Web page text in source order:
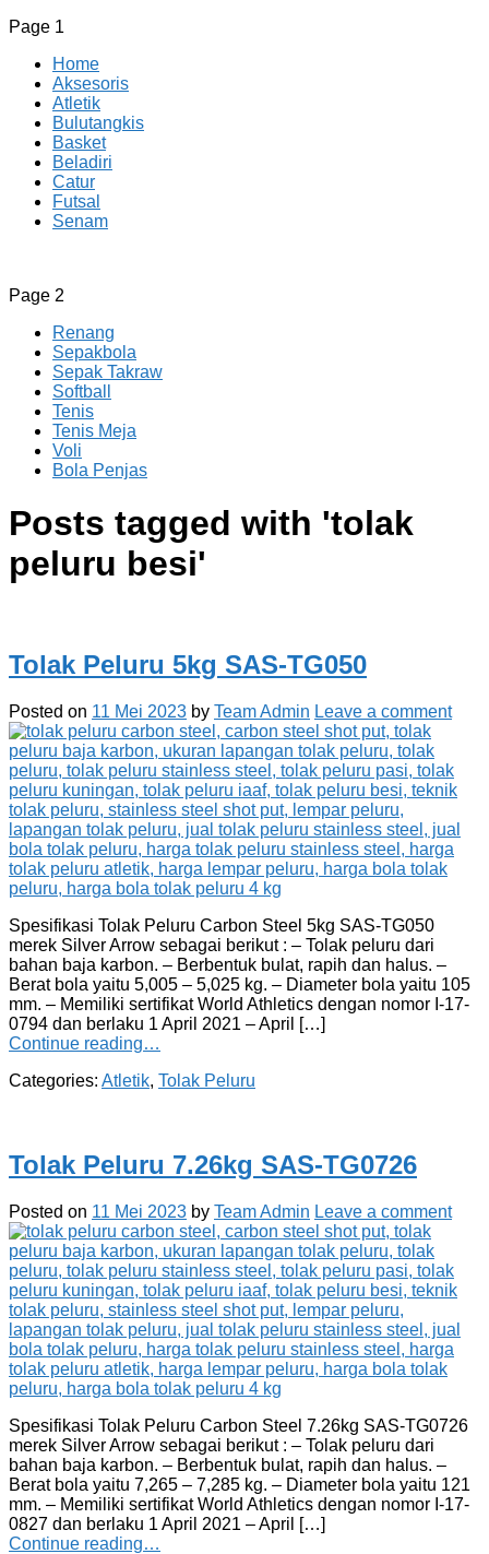
Page 1
Home
Aksesoris
Atletik
Bulutangkis
Basket
Beladiri
Catur
Futsal
Senam
CV JAYA BERSAMA Co Id
Menyediakan Semua Perlengkapan Olahraga Yang
Page 2
Renang
Sepakbola
Sepak Takraw
Softball
Tenis
Tenis Meja
Voli
Bola Penjas
Posts tagged with 'tolak
peluru besi'
Tolak Peluru 5kg SAS-TG050
Posted on 11 Mei 2023 by Team Admin Leave a comment
Spesifikasi Tolak Peluru Carbon Steel 5kg SAS-TG050
merek Silver Arrow sebagai berikut : – Tolak peluru dari
bahan baja karbon. – Berbentuk bulat, rapih dan halus. –
Berat bola yaitu 5,005 – 5,025 kg. – Diameter bola yaitu 105
mm. – Memiliki sertifikat World Athletics dengan nomor I-17-
0794 dan berlaku 1 April 2021 – April […]
Continue reading…
Categories: Atletik, Tolak Peluru
Tolak Peluru 7.26kg SAS-TG0726
Posted on 11 Mei 2023 by Team Admin Leave a comment
Spesifikasi Tolak Peluru Carbon Steel 7.26kg SAS-TG0726
merek Silver Arrow sebagai berikut : – Tolak peluru dari
bahan baja karbon. – Berbentuk bulat, rapih dan halus. –
Berat bola yaitu 7,265 – 7,285 kg. – Diameter bola yaitu 121
mm. – Memiliki sertifikat World Athletics dengan nomor I-17-
0827 dan berlaku 1 April 2021 – April […]
Continue reading…